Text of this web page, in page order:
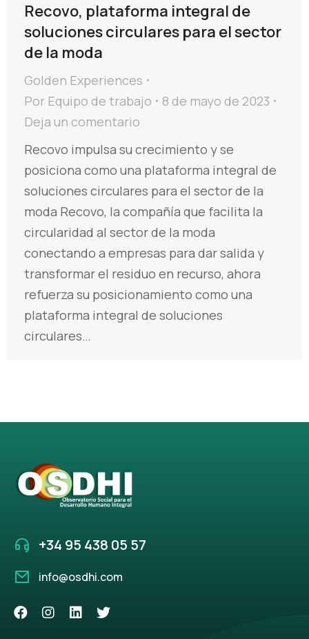
Recovo, plataforma integral de
soluciones circulares para el sector
de la moda
Golden Experiences
Por Equipo de trabajo
8 de mayo de 2023
Deja un comentario
Recovo impulsa su crecimiento y se
posiciona como una plataforma integral de
soluciones circulares para el sector de la
moda Recovo, la compañía que facilita la
circularidad al sector de la moda
conectando a empresas para dar salida y
transformar el residuo en recurso, ahora
refuerza su posicionamiento como una
plataforma integral de soluciones
circulares…
+34 95 438 05 57
info@osdhi.com